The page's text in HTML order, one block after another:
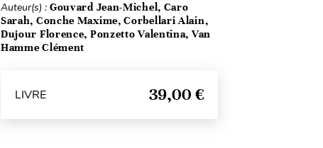
Auteur(s) : Gouvard Jean-Michel, Caro
Sarah, Conche Maxime, Corbellari Alain,
Dujour Florence, Ponzetto Valentina, Van
Hamme Clément
LIVRE 39,00 €